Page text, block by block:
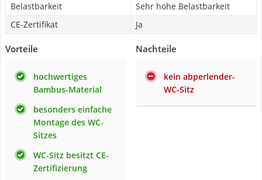
Belastbarkeit
Sehr hohe Belastbarkeit
CE-Zertifikat
Ja
Vorteile
hochwertiges
Bambus-Material
besonders einfache
Montage des WC-
Sitzes
WC-Sitz besitzt CE-
Zertifizierung
Nachteile
kein abperlender-
WC-Sitz